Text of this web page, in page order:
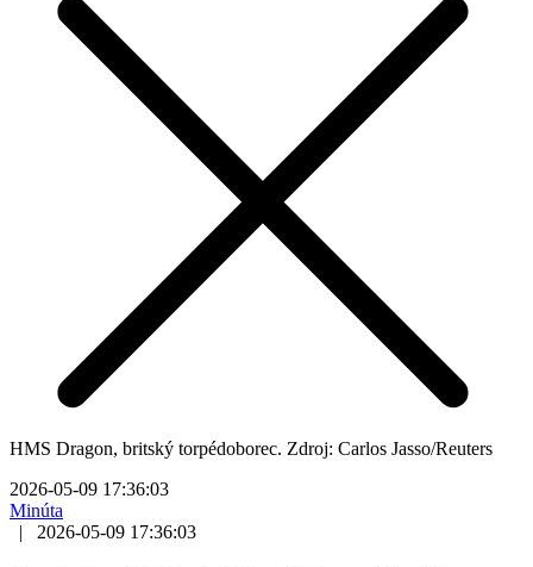
HMS Dragon, britský torpédoborec. Zdroj: Carlos Jasso/Reuters
2026-05-09 17:36:03
Minúta
|
2026-05-09 17:36:03